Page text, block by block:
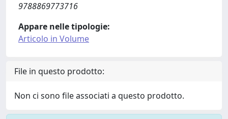
9788869773716
Appare nelle tipologie:
Articolo in Volume
File in questo prodotto:
Non ci sono file associati a questo prodotto.